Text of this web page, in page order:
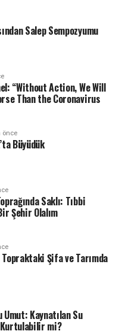
Salep Sempozyumu
“Without Action, We Will
Than the Coronavirus
önce
Büyüdük
Saklı: Tıbbi
Şehir Olalım
Şifa ve Tarımda
Umut: Kaynatılan Su
mi?